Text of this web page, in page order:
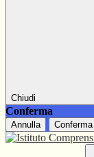
Chiudi
Conferma
Annulla Conferma